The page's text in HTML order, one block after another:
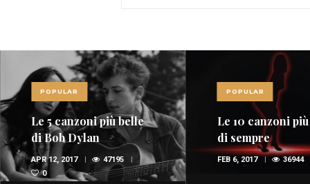
POPULAR
Le 5 canzoni più belle
di Bob Dylan
APR 12, 2017
47195
0
POPULAR
Le 10 canzoni
di sempre
FEB 6, 2017 36944